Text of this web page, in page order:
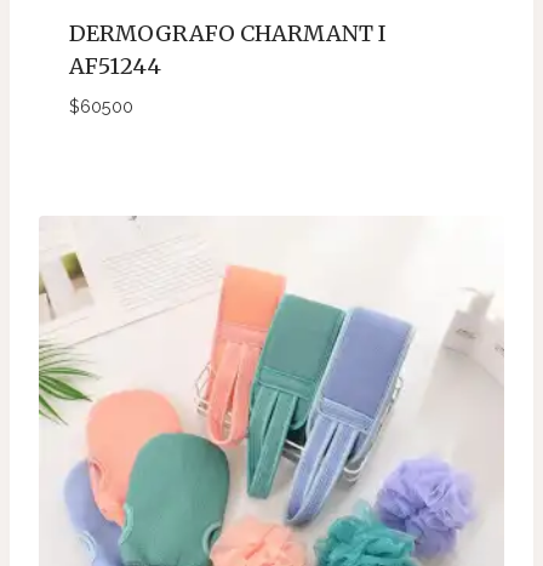
DERMOGRAFO CHARMANT I
AF51244
$60500